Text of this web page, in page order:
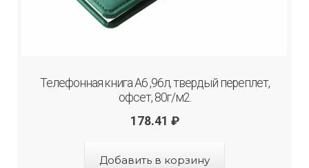
Телефонная книга А6 ,96л, твердый переплет,
офсет, 80г/м2.
178.41 ₽
Добавить в корзину